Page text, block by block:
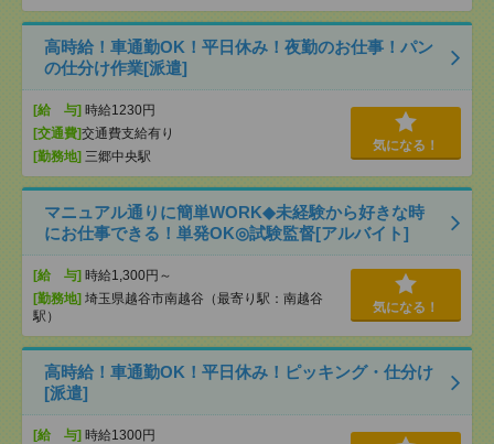
高時給！車通勤OK！平日休み！夜勤のお仕事！パン
の仕分け作業[派遣]
[給 与] 時給1230円
[交通費]交通費支給有り
[勤務地] 三郷中央駅
気になる！
マニュアル通りに簡単WORK◆未経験から好きな時
にお仕事できる！単発OK◎試験監督[アルバイト]
[給 与] 時給1,300円～
[勤務地] 埼玉県越谷市南越谷（最寄り駅：南越谷
駅）
気になる！
高時給！車通勤OK！平日休み！ピッキング・仕分け
[派遣]
[給 与] 時給1300円